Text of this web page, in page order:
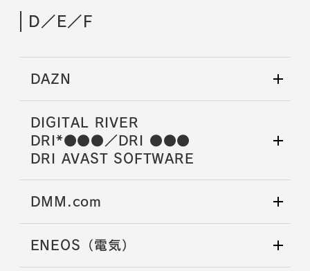
D／E／F
DAZN
DIGITAL RIVER
DRI*●●●／DRI ●●●
DRI AVAST SOFTWARE
DMM.com
ENEOS（電気）